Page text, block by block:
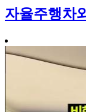
자율주행차